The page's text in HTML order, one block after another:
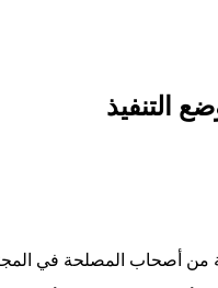
التنفيذ
أصحاب المصلحة في